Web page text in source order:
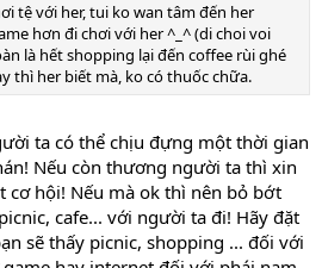
tệ với her, tui ko wan tâm đến her
hơn đi chơi với her ^_^ (di choi voi
là hết shopping lại đến coffee rùi ghé
thì her biết mà, ko có thuốc chữa.
ta có thể chịu đựng một thời gian
Nếu còn thương người ta thì xin
cơ hội! Nếu mà ok thì nên bỏ bớt
cafe... với người ta đi! Hãy đặt
sẽ thấy picnic, shopping ... đối với